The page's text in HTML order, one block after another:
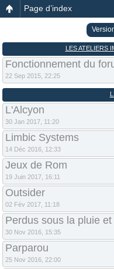
Page d’index
LES ATELIERS
Fonctionnement du
22 Sep 2015, 22:25
L'Alcyon
30 Jan 2017, 11:20
Limbic Systems
14 Déc 2016, 12:33
Jeux de Rom
19 Juin 2017, 16:11
Outsider
02 Fév 2017, 11:18
Perdus sous la pluie
30 Nov 2016, 15:35
Parparou
25 Nov 2016, 22:00